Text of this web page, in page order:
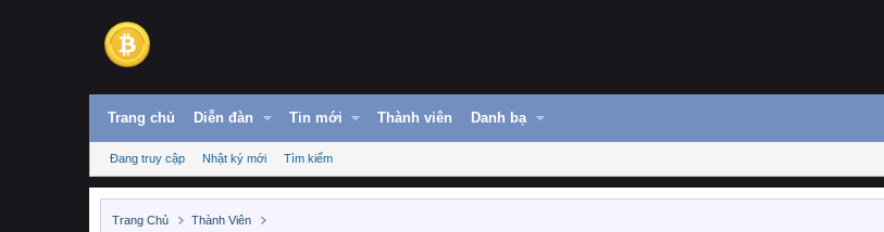
Trang chủ Diễn đàn Tin mới Thành viên Danh bạ
Đang truy cập Nhật ký mới Tìm kiếm
Trang Chủ Thành Viên